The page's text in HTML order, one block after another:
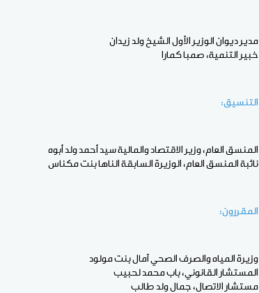
مدير ديوان الوزير الأول الشيخ ولد زيدان
خبير التنمية، صمبا كمارا
التنسيق:
المنسق العام، وزير الاقتصاد والمالية سيد أحمد ولد أبوه
نائبة المنسق العام، الوزيرة السابقة الناها بنت مكناس
المقررون:
وزيرة المياه والصرف الصحي آمال بنت مولود
المستشار القانوني، باب محمد لحبيب
مستشار الاتصال، جمال ولد طالب